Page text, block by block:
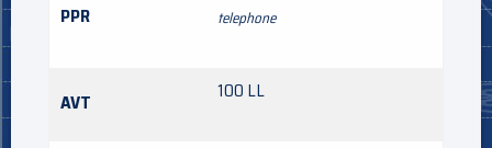
PPR
telephone
AVT 100 LL